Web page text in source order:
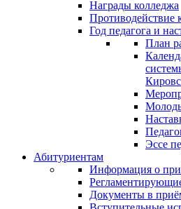
Награды колледжа
Противодействие
Год педагога и
План
Эссе
Абитуриентам
Информация о
Документы в